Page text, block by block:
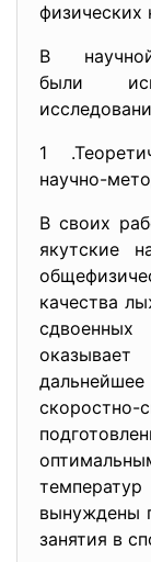
физических
В научной
были
1
научно-
В своих
якутские
качества
вынуждены
занятия в